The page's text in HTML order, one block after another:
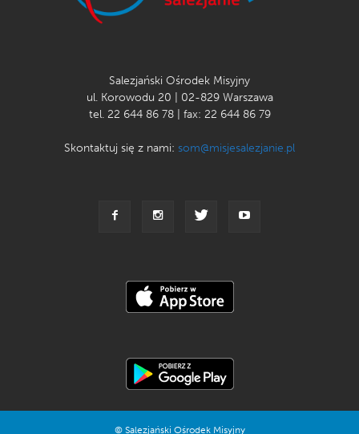
Salezjański Ośrodek Misyjny
ul. Korowodu 20 | 02-829 Warszawa
tel. 22 644 86 78 | fax: 22 644 86 79
Skontaktuj się z nami: som@misjesalezjanie.pl
© Salezjański Ośrodek Misyjny